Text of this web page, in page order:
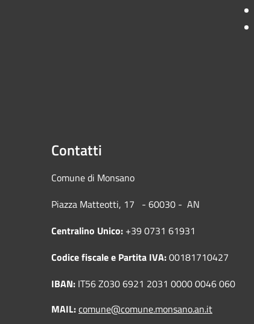
Contatti
Comune di
Piazza Matteotti, 17 -
Centralino Unico: +39 0731 61931
Codice fiscale e Partita IVA:00181710427
IBAN: IT56 Z030 6921 2031 0000 0046 060
MAIL:comune@comune.monsano.an.it